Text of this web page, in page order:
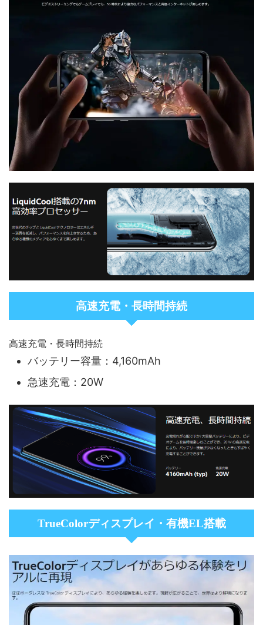
高速充電・長時間持続
高速充電・長時間持続
バッテリー容量：4,160mAh
急速充電：20W
TrueColorディスプレイ・有機EL搭載